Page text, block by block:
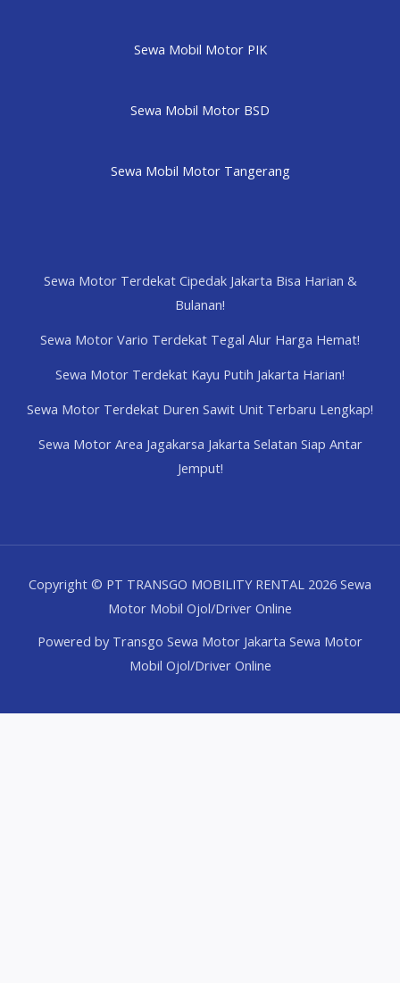
Sewa Mobil Motor PIK
Sewa Mobil Motor BSD
Sewa Mobil Motor Tangerang
Sewa Motor Terdekat Cipedak Jakarta Bisa Harian &
Bulanan!
Sewa Motor Vario Terdekat Tegal Alur Harga Hemat!
Sewa Motor Terdekat Kayu Putih Jakarta Harian!
Sewa Motor Terdekat Duren Sawit Unit Terbaru Lengkap!
Sewa Motor Area Jagakarsa Jakarta Selatan Siap Antar
Jemput!
Copyright © PT TRANSGO MOBILITY RENTAL 2026 Sewa
Motor Mobil Ojol/Driver Online
Powered by Transgo Sewa Motor Jakarta Sewa Motor
Mobil Ojol/Driver Online